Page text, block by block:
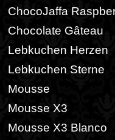
ChocoJaffa
Chocolate Gâteau
Lebkuchen Herzen
Lebkuchen Sterne
Mousse
Mousse X3
Mousse X3 Blanco